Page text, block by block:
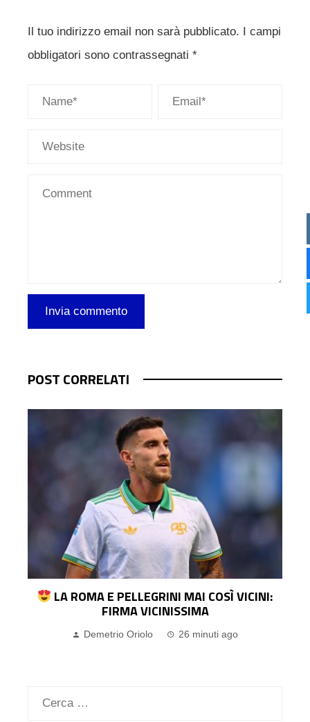
Il tuo indirizzo email non sarà pubblicato. I campi
obbligatori sono contrassegnati *
POST CORRELATI
LA ROMA E PELLEGRINI MAI COSÌ VICINI:
FIRMA VICINISSIMA
Demetrio Oriolo 26 minuti ago
Ricerca